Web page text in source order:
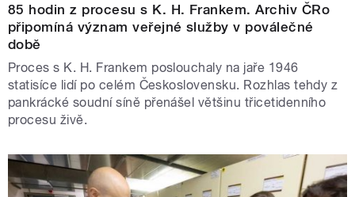
85 hodin z procesu s K. H. Frankem. Archiv ČRo
připomíná význam veřejné služby v poválečné
době
Proces s K. H. Frankem poslouchaly na jaře 1946
statisíce lidí po celém Československu. Rozhlas tehdy z
pankrácké soudní síně přenášel většinu třicetidenního
procesu živě.